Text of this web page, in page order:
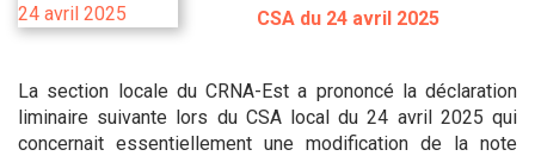
CSA du 24 avril 2025
La section locale du CRNA-Est a prononcé la déclaration
liminaire suivante lors du CSA local du 24 avril 2025 qui
concernait essentiellement une modification de la note